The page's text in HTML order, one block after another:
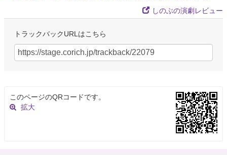
しのぶの演劇レビュー
トラックバックURLはこちら
このページのQRコードです。
拡大